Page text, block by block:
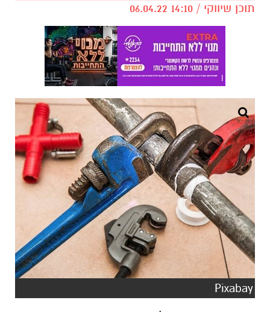
תוכן שיווקי / 14:10 06.04.22
Pixabay